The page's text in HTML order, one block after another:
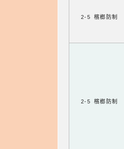
2-5 檳榔防制
2-5 檳榔防制